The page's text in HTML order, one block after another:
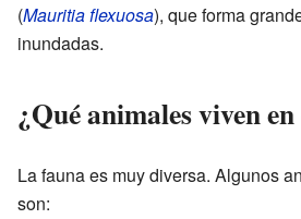
(Mauritia flexuosa), que forma
inundadas.
¿Qué animales viven
La fauna es muy diversa. Algunos
son: